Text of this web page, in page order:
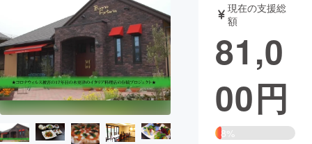
テクノロジー・ガジェット ゲーム・サ
映像・映画 書籍・雑誌
ビジネス・起業 チャレンジ
まちづくり・地域活性化
現在の支援総
額
81,0
00円
8%